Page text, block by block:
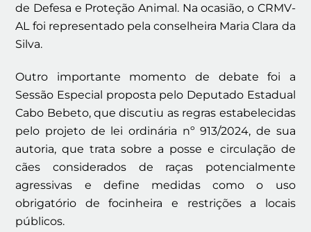
de Defesa e Proteção Animal. Na ocasião, o CRMV-
AL foi representado pela conselheira Maria Clara da
Silva.
Outro importante momento de debate foi a
Sessão Especial proposta pelo Deputado Estadual
Cabo Bebeto, que discutiu as regras estabelecidas
pelo projeto de lei ordinária nº 913/2024, de sua
autoria, que trata sobre a posse e circulação de
cães considerados de raças potencialmente
agressivas e define medidas como o uso
obrigatório de focinheira e restrições a locais
públicos.